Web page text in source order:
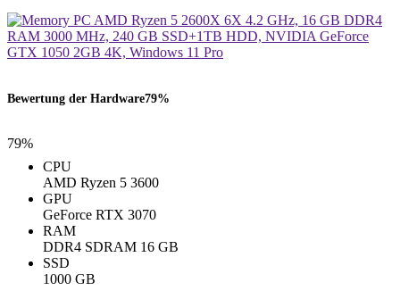
Bewertung der Hardware79%
79%
CPU
AMD Ryzen 5 3600
GPU
GeForce RTX 3070
RAM
‎DDR4 SDRAM ‎16 GB
SSD
1000 GB